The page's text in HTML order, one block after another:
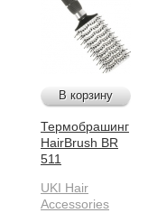
В корзину
Термобрашинг
HairBrush BR
511
UKI Hair
Accessories